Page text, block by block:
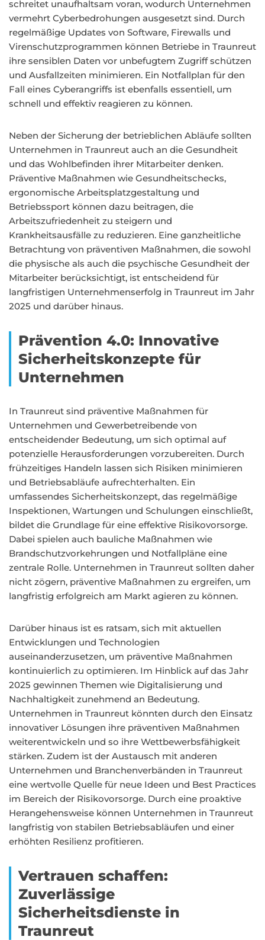
schreitet unaufhaltsam voran, wodurch Unternehmen
vermehrt Cyberbedrohungen ausgesetzt sind. Durch
regelmäßige Updates von Software, Firewalls und
Virenschutzprogrammen können Betriebe in Traunreut
ihre sensiblen Daten vor unbefugtem Zugriff schützen
und Ausfallzeiten minimieren. Ein Notfallplan für den
Fall eines Cyberangriffs ist ebenfalls essentiell, um
schnell und effektiv reagieren zu können.
Neben der Sicherung der betrieblichen Abläufe sollten
Unternehmen in Traunreut auch an die Gesundheit
und das Wohlbefinden ihrer Mitarbeiter denken.
Präventive Maßnahmen wie Gesundheitschecks,
ergonomische Arbeitsplatzgestaltung und
Betriebssport können dazu beitragen, die
Arbeitszufriedenheit zu steigern und
Krankheitsausfälle zu reduzieren. Eine ganzheitliche
Betrachtung von präventiven Maßnahmen, die sowohl
die physische als auch die psychische Gesundheit der
Mitarbeiter berücksichtigt, ist entscheidend für
langfristigen Unternehmenserfolg in Traunreut im Jahr
2025 und darüber hinaus.
Prävention 4.0: Innovative
Sicherheitskonzepte für
Unternehmen
In Traunreut sind präventive Maßnahmen für
Unternehmen und Gewerbetreibende von
entscheidender Bedeutung, um sich optimal auf
potenzielle Herausforderungen vorzubereiten. Durch
frühzeitiges Handeln lassen sich Risiken minimieren
und Betriebsabläufe aufrechterhalten. Ein
umfassendes Sicherheitskonzept, das regelmäßige
Inspektionen, Wartungen und Schulungen einschließt,
bildet die Grundlage für eine effektive Risikovorsorge.
Dabei spielen auch bauliche Maßnahmen wie
Brandschutzvorkehrungen und Notfallpläne eine
zentrale Rolle. Unternehmen in Traunreut sollten daher
nicht zögern, präventive Maßnahmen zu ergreifen, um
langfristig erfolgreich am Markt agieren zu können.
Darüber hinaus ist es ratsam, sich mit aktuellen
Entwicklungen und Technologien
auseinanderzusetzen, um präventive Maßnahmen
kontinuierlich zu optimieren. Im Hinblick auf das Jahr
2025 gewinnen Themen wie Digitalisierung und
Nachhaltigkeit zunehmend an Bedeutung.
Unternehmen in Traunreut könnten durch den Einsatz
innovativer Lösungen ihre präventiven Maßnahmen
weiterentwickeln und so ihre Wettbewerbsfähigkeit
stärken. Zudem ist der Austausch mit anderen
Unternehmen und Branchenverbänden in Traunreut
eine wertvolle Quelle für neue Ideen und Best Practices
im Bereich der Risikovorsorge. Durch eine proaktive
Herangehensweise können Unternehmen in Traunreut
langfristig von stabilen Betriebsabläufen und einer
erhöhten Resilienz profitieren.
Vertrauen schaffen:
Zuverlässige
Sicherheitsdienste in
Traunreut